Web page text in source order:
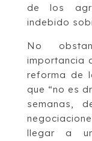
de los
indebido
No
importancia
reforma de
que “no es
semanas,
llegar a